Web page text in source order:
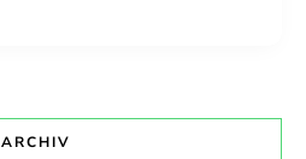
ARCHIV